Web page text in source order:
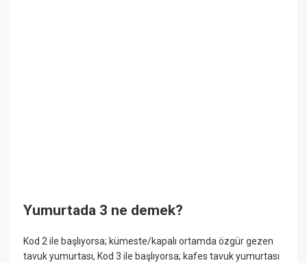
Yumurtada 3 ne demek?
Kod 2 ile başlıyorsa; kümeste/kapalı ortamda özgür gezen
tavuk yumurtası, Kod 3 ile başlıyorsa; kafes tavuk yumurtası